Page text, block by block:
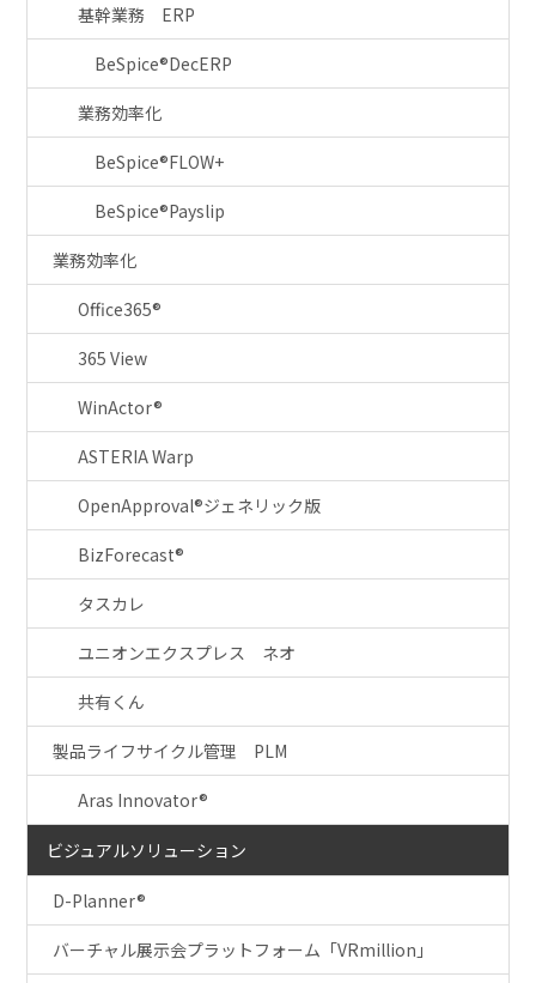
基幹業務 ERP
BeSpice®DecERP
業務効率化
BeSpice®FLOW+
BeSpice®Payslip
業務効率化
Office365®
365 View
WinActor®
ASTERIA Warp
OpenApproval®ジェネリック版
BizForecast®
タスカレ
ユニオンエクスプレス ネオ
共有くん
製品ライフサイクル管理 PLM
Aras Innovator®
ビジュアルソリューション
D-Planner®
バーチャル展示会プラットフォーム「VRmillion」